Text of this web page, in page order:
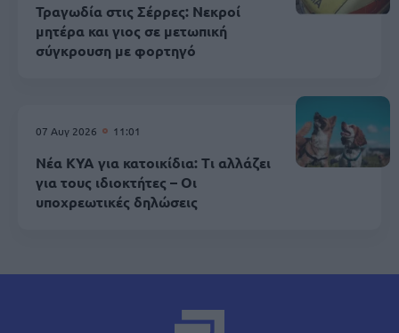
Τραγωδία στις Σέρρες: Νεκροί
μητέρα και γιος σε μετωπική
σύγκρουση με φορτηγό
07 Αυγ 2026 11:01
Νέα ΚΥΑ για κατοικίδια: Τι αλλάζει
για τους ιδιοκτήτες – Οι
υποχρεωτικές δηλώσεις